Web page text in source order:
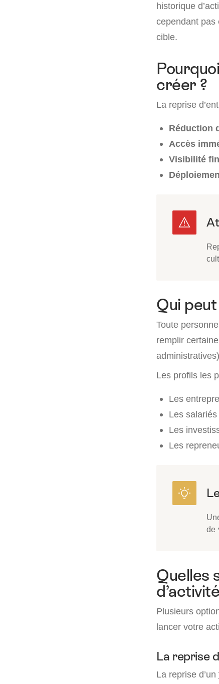
historique
cependant pas
cible.
créer ?
La reprise
Réduction
Accès
Visibilité
Qui
Toute
remplir
Les profils les
Les
Les
Les
Les
de
Quelles
Plusieurs
lancer votre
La reprise
La reprise d’un